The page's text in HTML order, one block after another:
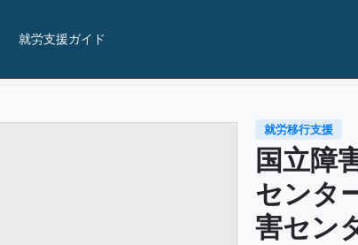
就労支援ガイド
就労移行支援
国立障
センタ
害セン